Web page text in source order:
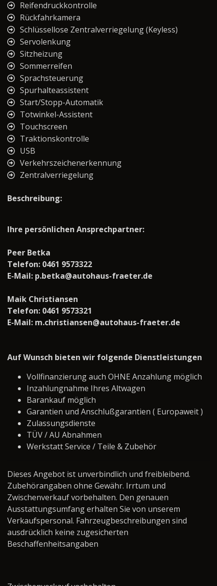
Reifendruckkontrolle
Rückfahrkamera
Schlüssellose Zentralverriegelung (Keyless)
Servolenkung
Sitzheizung
Sommerreifen
Sprachsteuerung
Spurhalteassistent
Start/Stopp-Automatik
Totwinkel-Assistent
Touchscreen
Traktionskontrolle
USB
Verkehrszeichenerkennung
Zentralverriegelung
Beschreibung:
Ihre persönlichen Ansprechpartner:
Peer Betka
Telefon: 0461 9573322
E-Mail: p.betka@autohaus-fraeter.de
Maik Christiansen
Telefon: 0461 9573321
E-Mail: m.christiansen@autohaus-fraeter.de
Auf Wunsch bieten wir folgende Dienstleistungen
Vollfinanzierung auch OHNE Anzahlung möglich
Inzahlungnahme Ihres Altwagen
Barankauf möglich
Garantien und Anschlußgarantien ( Europaweit )
Zulassungsdienste
TÜV / AU Abnahmen
Werkstatt Service / Teile & Zubehör
Dieses Angebot ist unverbindlich und freibleibend.
Zubehörangaben ohne Gewähr. Irrtum und
Zwischenverkauf vorbehalten. Den genauen
Ausstattungsumfang erhalten Sie von unserem
Verkaufspersonal. Fahrzeugbeschreibungen sind
ausdrücklich keine zugesicherten
Beschaffenheitsangaben